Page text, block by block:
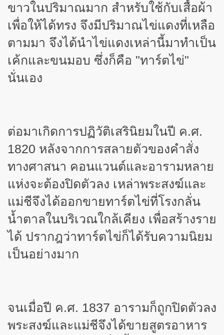
ขาวในปริมาณมาก สำหรับใช้กับเสื้อผ้า
เพื่อให้ได้ทรง จึงมีปริมาณไข่แดงที่เหลือ
ตามมา จึงได้นำไข่แดงเหล่านี้มาทำเป็น
เค้กและขนมอบ ซึ่งก็คือ "ทาร์ตไข่"
นั่นเอง
ต่อมาเกิดการปฏิวัติเสรินิยมในปี ค.ศ.
1820 หลังจากการสลายตัวของคำสั่ง
ทางศาสนา คอนแวนต์และอารามหลาย
แห่งจะต้องปิดตัวลง เหล่าพระสงฆ์และ
แม่ชีจึงได้ออกขายทาร์ตไข่ที่โรงกลั่น
น้ำตาลในบริเวณใกล้เคียง เพื่อสร้างราย
ได้ ปรากฎว่าทาร์ตไข่ก็ได้รับความนิยม
เป็นอย่างมาก
จนเมื่อปี ค.ศ. 1837 อารามก็ถูกปิดตัวลง
พระสงฆ์และแม่ชีจึงได้ขายสูตรอาหาร